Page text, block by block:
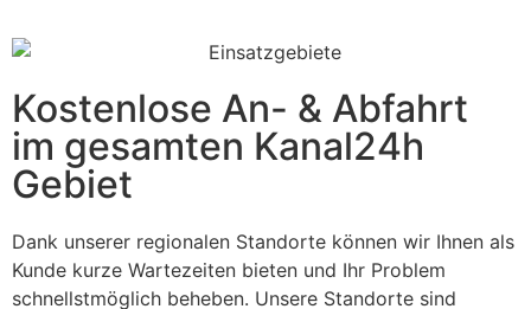
Kostenlose An- & Abfahrt
im gesamten Kanal24h
Gebiet
Dank unserer regionalen Standorte können wir Ihnen als
Kunde kurze Wartezeiten bieten und Ihr Problem
schnellstmöglich beheben. Unsere Standorte sind